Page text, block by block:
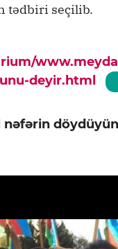
tədbiri seçilib.
deyir.html